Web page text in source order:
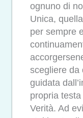
ognuno di
Unica,
per sempre
scegliere da
guidata
propria
Verità. Ad